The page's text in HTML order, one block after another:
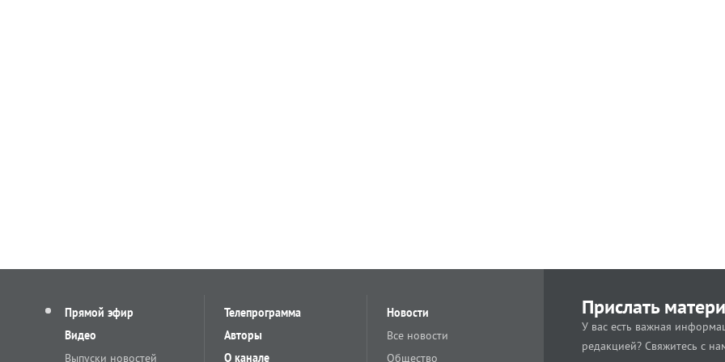
Прямой эфир
Видео
Выпуски новостей
Телепрограмма
Авторы
О канале
Новости
Все новости
Общество
Прислать
У вас есть важная
редакцией? Свяжитесь с